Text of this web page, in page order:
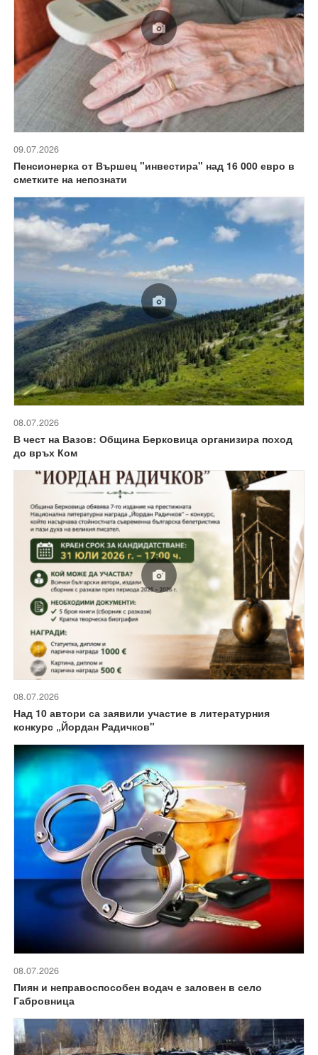
09.07.2026
Пенсионерка от Вършец "инвестира" над 16 000 евро в
сметките на непознати
08.07.2026
В чест на Вазов: Община Берковица организира поход
до връх Ком
08.07.2026
Над 10 автори са заявили участие в литературния
конкурс „Йордан Радичков"
08.07.2026
Пиян и неправоспособен водач е заловен в село
Габровница